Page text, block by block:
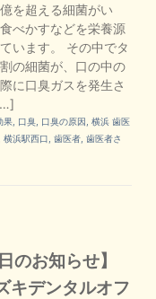
を超える細菌がい
べかすなどを栄養源
います。 その中でタ
の細菌が、口の中の
に口臭ガスを発生さ
果 口臭 口臭の原因 ,横浜 歯医
,横浜駅西口 ,歯医者 ,歯医者さ
のお知らせ】
キデンタルオフ